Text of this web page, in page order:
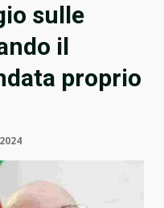
sulle
il
proprio